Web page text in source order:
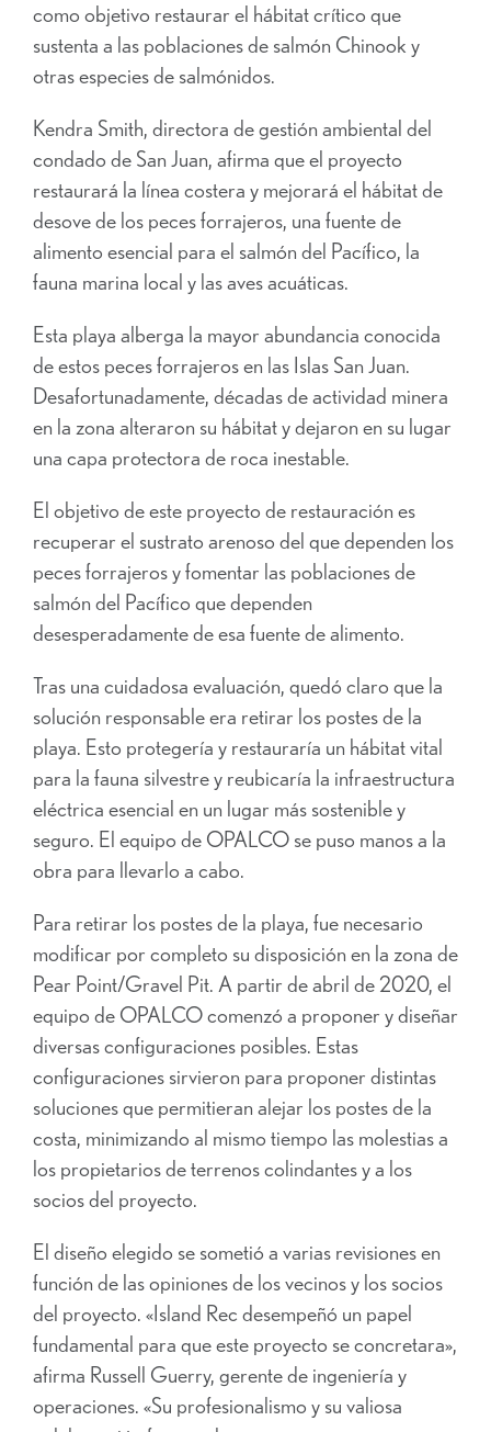
como objetivo restaurar el hábitat crítico que
sustenta a las poblaciones de salmón Chinook y
otras especies de salmónidos.
Kendra Smith, directora de gestión ambiental del
condado de San Juan, afirma que el proyecto
restaurará la línea costera y mejorará el hábitat de
desove de los peces forrajeros, una fuente de
alimento esencial para el salmón del Pacífico, la
fauna marina local y las aves acuáticas.
Esta playa alberga la mayor abundancia conocida
de estos peces forrajeros en las Islas San Juan.
Desafortunadamente, décadas de actividad minera
en la zona alteraron su hábitat y dejaron en su lugar
una capa protectora de roca inestable.
El objetivo de este proyecto de restauración es
recuperar el sustrato arenoso del que dependen los
peces forrajeros y fomentar las poblaciones de
salmón del Pacífico que dependen
desesperadamente de esa fuente de alimento.
Tras una cuidadosa evaluación, quedó claro que la
solución responsable era retirar los postes de la
playa. Esto protegería y restauraría un hábitat vital
para la fauna silvestre y reubicaría la infraestructura
eléctrica esencial en un lugar más sostenible y
seguro. El equipo de OPALCO se puso manos a la
obra para llevarlo a cabo.
Para retirar los postes de la playa, fue necesario
modificar por completo su disposición en la zona de
Pear Point/Gravel Pit. A partir de abril de 2020, el
equipo de OPALCO comenzó a proponer y diseñar
diversas configuraciones posibles. Estas
configuraciones sirvieron para proponer distintas
soluciones que permitieran alejar los postes de la
costa, minimizando al mismo tiempo las molestias a
los propietarios de terrenos colindantes y a los
socios del proyecto.
El diseño elegido se sometió a varias revisiones en
función de las opiniones de los vecinos y los socios
del proyecto. «Island Rec desempeñó un papel
fundamental para que este proyecto se concretara»,
afirma Russell Guerry, gerente de ingeniería y
operaciones. «Su profesionalismo y su valiosa